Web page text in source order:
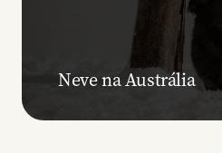
Neve na Austrália